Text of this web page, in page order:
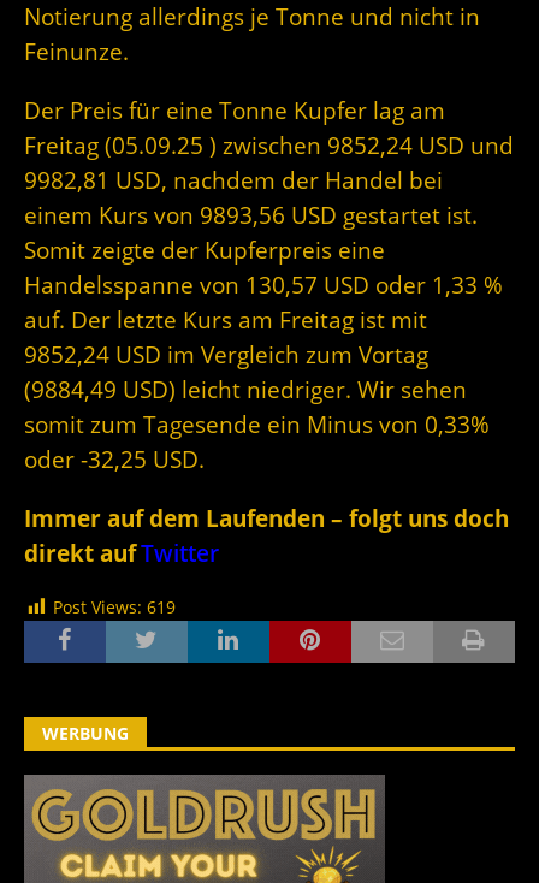
Notierung allerdings je Tonne und nicht in
Feinunze.
Der Preis für eine Tonne Kupfer lag am
Freitag (05.09.25 ) zwischen 9852,24 USD und
9982,81 USD, nachdem der Handel bei
einem Kurs von 9893,56 USD gestartet ist.
Somit zeigte der Kupferpreis eine
Handelsspanne von 130,57 USD oder 1,33 %
auf. Der letzte Kurs am Freitag ist mit
9852,24 USD im Vergleich zum Vortag
(9884,49 USD) leicht niedriger. Wir sehen
somit zum Tagesende ein Minus von 0,33%
oder -32,25 USD.
Immer auf dem Laufenden – folgt uns doch
direkt aufTwitter
Post Views: 619
WERBUNG